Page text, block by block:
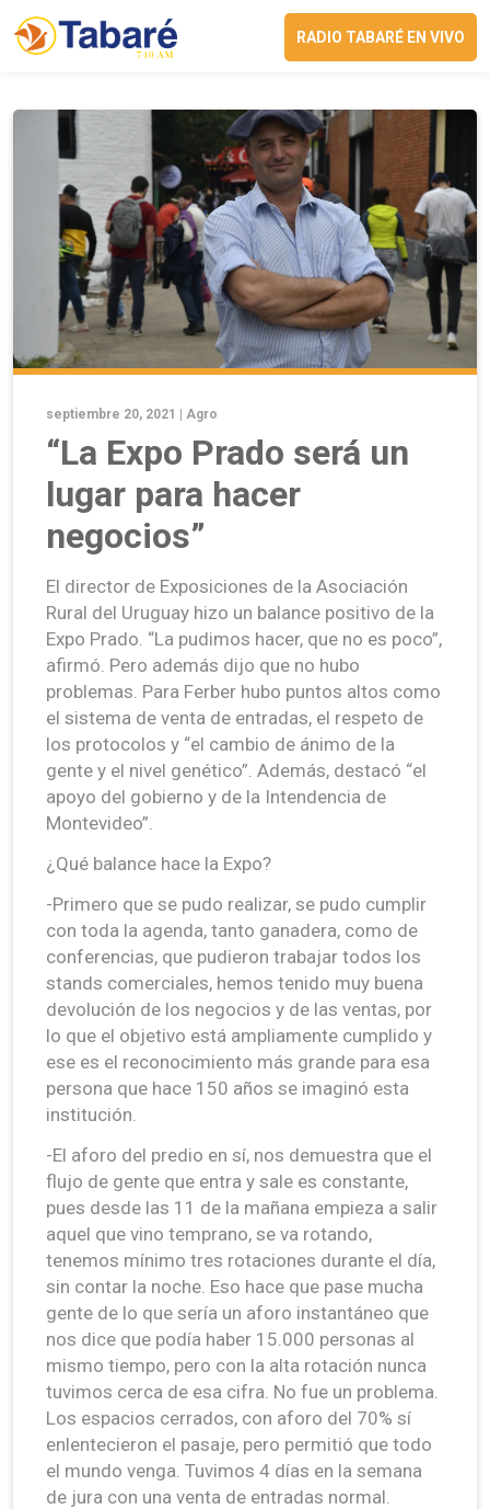
RADIO TABARÉ EN VIVO
septiembre 20, 2021 | Agro
“La Expo Prado será un
lugar para hacer
negocios”
El director de Exposiciones de la Asociación
Rural del Uruguay hizo un balance positivo de la
Expo Prado. “La pudimos hacer, que no es poco”,
afirmó. Pero además dijo que no hubo
problemas. Para Ferber hubo puntos altos como
el sistema de venta de entradas, el respeto de
los protocolos y “el cambio de ánimo de la
gente y el nivel genético”. Además, destacó “el
apoyo del gobierno y de la Intendencia de
Montevideo”.
¿Qué balance hace la Expo?
-Primero que se pudo realizar, se pudo cumplir
con toda la agenda, tanto ganadera, como de
conferencias, que pudieron trabajar todos los
stands comerciales, hemos tenido muy buena
devolución de los negocios y de las ventas, por
lo que el objetivo está ampliamente cumplido y
ese es el reconocimiento más grande para esa
persona que hace 150 años se imaginó esta
institución.
-El aforo del predio en sí, nos demuestra que el
flujo de gente que entra y sale es constante,
pues desde las 11 de la mañana empieza a salir
aquel que vino temprano, se va rotando,
tenemos mínimo tres rotaciones durante el día,
sin contar la noche. Eso hace que pase mucha
gente de lo que sería un aforo instantáneo que
nos dice que podía haber 15.000 personas al
mismo tiempo, pero con la alta rotación nunca
tuvimos cerca de esa cifra. No fue un problema.
Los espacios cerrados, con aforo del 70% sí
enlentecieron el pasaje, pero permitió que todo
el mundo venga. Tuvimos 4 días en la semana
de jura con una venta de entradas normal.